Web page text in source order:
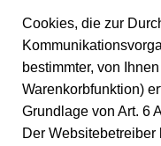
Cookies, die zur
bestimmter, von
Warenkorbfunktion)
Grundlage von Art. 6
Der